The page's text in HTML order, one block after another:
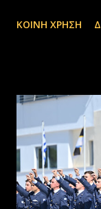
ΚΟΙΝΉ ΧΡΉΣΗ